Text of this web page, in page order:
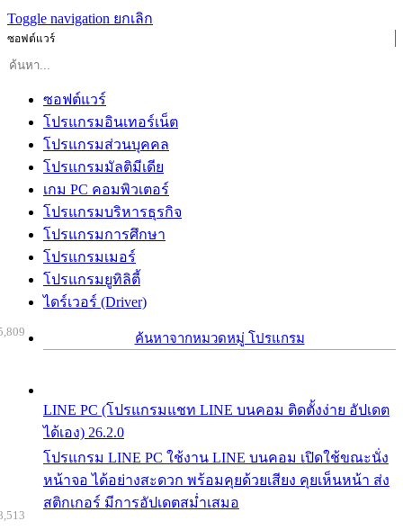
Toggle navigation ยกเลิก
ซอฟต์แวร์
ซอฟต์แวร์
โปรแกรมอินเทอร์เน็ต
โปรแกรมส่วนบุคคล
โปรแกรมมัลติมีเดีย
เกม PC คอมพิวเตอร์
โปรแกรมบริหารธุรกิจ
โปรแกรมการศึกษา
โปรแกรมเมอร์
โปรแกรมยูทิลิตี้
ไดร์เวอร์ (Driver)
ค้นหาจากหมวดหมู่ โปรแกรม
LINE PC (โปรแกรมแชท LINE บนคอม ติดตั้งง่าย อัปเดต
ได้เอง) 26.2.0
โปรแกรม LINE PC ใช้งาน LINE บนคอม เปิดใช้ขณะนั่ง
หน้าจอ ได้อย่างสะดวก พร้อมคุยด้วยเสียง คุยเห็นหน้า ส่ง
สติกเกอร์ มีการอัปเดตสม่ำเสมอ